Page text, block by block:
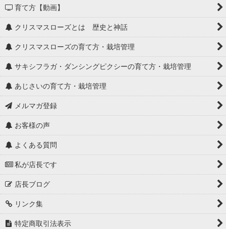
育て方【動画】
クリスマスローズとは 歴史と神話
クリスマスローズの育て方・栽培管理
サキシフラガ・ダンシングピクシーの育て方・栽培管理
あじさいの育て方・栽培管理
メルマガ登録
お客様の声
よくある質問
私が店長です
店長ブログ
リンク集
特定商取引法表示